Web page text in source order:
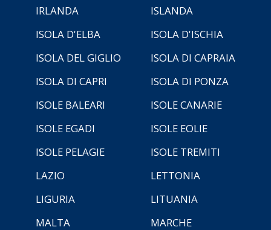
IRLANDA
ISLANDA
ISOLA D'ELBA
ISOLA D'ISCHIA
ISOLA DEL GIGLIO
ISOLA DI CAPRAIA
ISOLA DI CAPRI
ISOLA DI PONZA
ISOLE BALEARI
ISOLE CANARIE
ISOLE EGADI
ISOLE EOLIE
ISOLE PELAGIE
ISOLE TREMITI
LAZIO
LETTONIA
LIGURIA
LITUANIA
MALTA
MARCHE